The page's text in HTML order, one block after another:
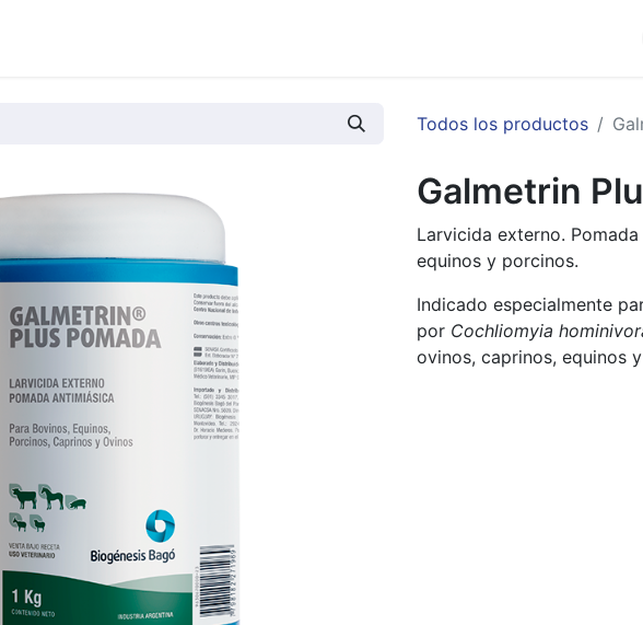
Todos los productos
Galmetrin
Larvicida externo.
equinos y porcinos.
Indicado especialmente
por Cochliomyia
ovinos, caprinos, equinos